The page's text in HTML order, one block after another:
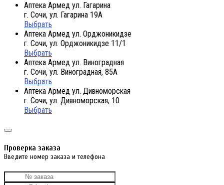
Аптека Армед ул. Гагарина
г. Сочи, ул. Гагарина 19А
Выбрать
Аптека Армед ул. Орджоникидзе
г. Сочи, ул. Орджоникидзе 11/1
Выбрать
Аптека Армед ул. Виноградная
г. Сочи, ул. Виноградная, 85А
Выбрать
Аптека Армед ул. Дивноморская
г. Сочи, ул. Дивноморская, 10
Выбрать
Проверка заказа
Введите номер заказа и телефона